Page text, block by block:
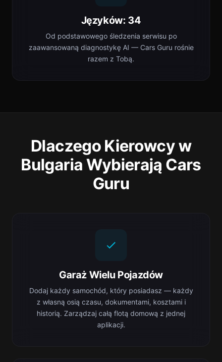
Języków: 34
Od podstawowego śledzenia serwisu po
zaawansowaną diagnostykę AI — Cars Guru rośnie
razem z Tobą.
Dlaczego Kierowcy w
Bulgaria Wybierają Cars
Guru
Garaż Wielu Pojazdów
Dodaj każdy samochód, który posiadasz — każdy
z własną osią czasu, dokumentami, kosztami i
historią. Zarządzaj całą flotą domową z jednej
aplikacji.